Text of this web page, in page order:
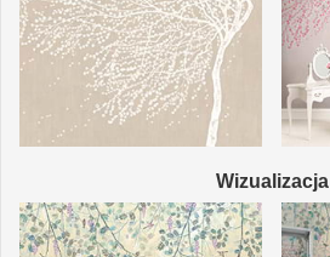
Wizualizacja